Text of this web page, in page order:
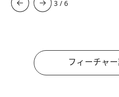
3 /6
フィーチャ